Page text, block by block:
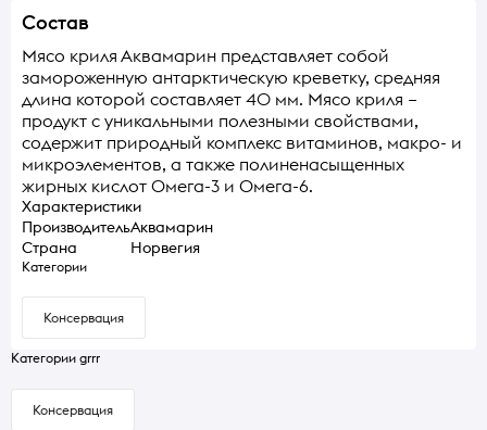
Состав
Мясо криля Аквамарин представляет собой
замороженную антарктическую креветку, средняя
длина которой составляет 40 мм. Мясо криля –
продукт с уникальными полезными свойствами,
содержит природный комплекс витаминов, макро- и
микроэлементов, а также полиненасыщенных
жирных кислот Омега-3 и Омега-6.
Характеристики
ПроизводительАквамарин
Страна
Норвегия
Категории
Консервация
Категории grrr
Консервация